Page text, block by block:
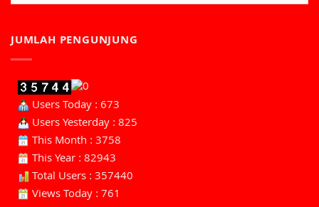
JUMLAH PENGUNJUNG
Users Today : 673
Users Yesterday : 825
This Month : 3758
This Year : 82943
Total Users : 357440
Views Today : 761